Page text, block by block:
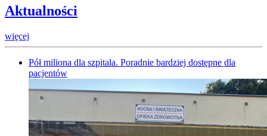
Aktualności
więcej
Pół miliona dla szpitala. Poradnie bardziej dostępne dla
pacjentów